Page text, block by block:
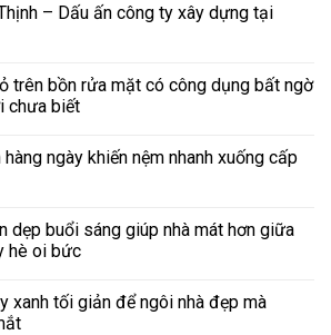
– Dấu ấn công ty xây dựng tại
trên bồn rửa mặt có công dụng bất ngờ
chưa biết
ngày khiến nệm nhanh xuống cấp
dẹp buổi sáng giúp nhà mát hơn giữa
hè oi bức
xanh tối giản để ngôi nhà đẹp mà